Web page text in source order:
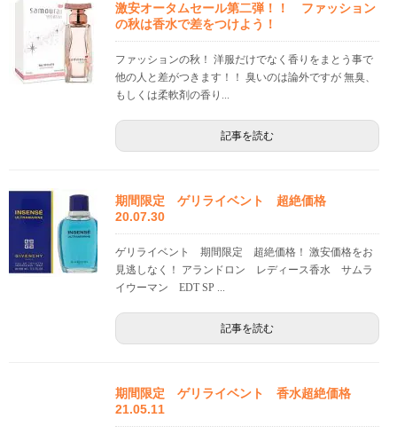
激安オータムセール第二弾！！ ファッション
の秋は香水で差をつけよう！
ファッションの秋！ 洋服だけでなく香りをまとう事で
他の人と差がつきます！！ 臭いのは論外ですが 無臭、
もしくは柔軟剤の香り...
記事を読む
期間限定 ゲリライベント 超絶価格
20.07.30
ゲリライベント 期間限定 超絶価格！ 激安価格をお
見逃しなく！ アランドロン レディース香水 サムラ
イウーマン EDT SP ...
記事を読む
期間限定 ゲリライベント 香水超絶価格
21.05.11